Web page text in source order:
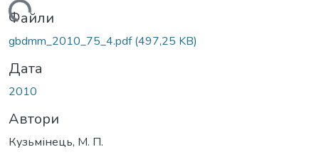
Вантажиться...
Файли
gbdmm_2010_75_4.pdf(497,25 KB)
Дата
2010
Автори
Кузьмінець, М. П.